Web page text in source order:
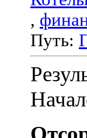
,
Путь: